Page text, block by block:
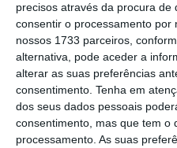
precisos através da procura de
consentir o processamento por
nossos 1733 parceiros,
alternativa, pode aceder a
alterar as suas preferências
consentimento. Tenha em
dos seus dados pessoais
consentimento, mas que tem o
processamento. As suas
instrumentos de
360,5 milhões de
de 41% na utilização
2017, os custos dos
instrumento de
apenas 4%, para